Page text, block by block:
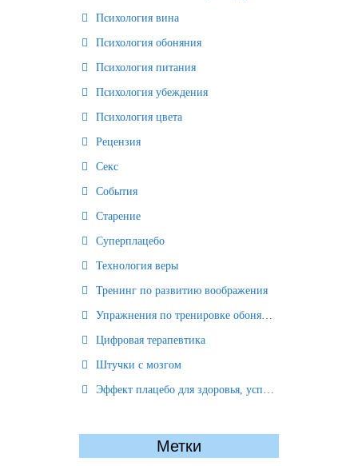
Психология вина
Психология обоняния
Психология питания
Психология убеждения
Психология цвета
Рецензия
Секс
События
Старение
Суперплацебо
Технология веры
Тренинг по развитию воображения
Упражнения по тренировке обоняния
Цифровая терапевтика
Штучки с мозгом
Эффект плацебо для здоровья, успеха и отношений
Метки